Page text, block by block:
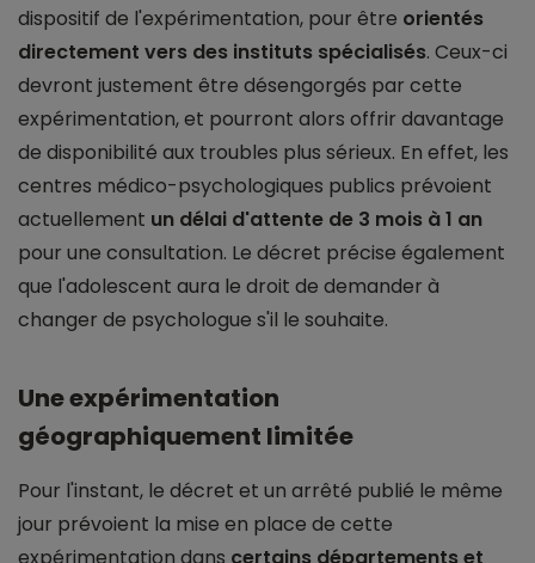
dispositif de l'expérimentation, pour être orientés
directement vers des instituts spécialisés. Ceux-ci
devront justement être désengorgés par cette
expérimentation, et pourront alors offrir davantage
de disponibilité aux troubles plus sérieux. En effet, les
centres médico-psychologiques publics prévoient
actuellement un délai d'attente de 3 mois à 1 an
pour une consultation. Le décret précise également
que l'adolescent aura le droit de demander à
changer de psychologue s'il le souhaite.
Une expérimentation
géographiquement limitée
Pour l'instant, le décret et un arrêté publié le même
jour prévoient la mise en place de cette
expérimentation dans certains départements et